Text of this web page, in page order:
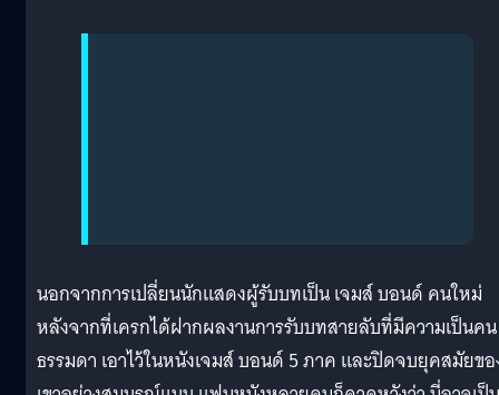
นอกจากการเปลี่ยนนักแสดงผู้รับบทเป็น เจมส์ บอนด์ คนใหม่
หลังจากที่เครกได้ฝากผลงานการรับบทสายลับที่มีความเป็นคน
ธรรมดา เอาไว้ในหนังเจมส์ บอนด์ 5 ภาค และปิดจบยุคสมัยข